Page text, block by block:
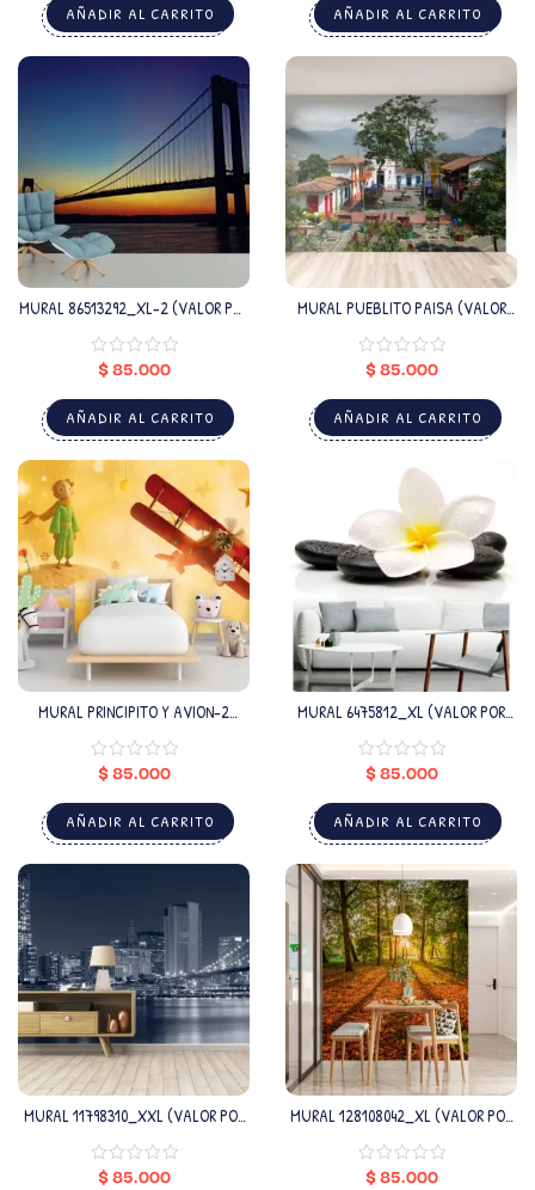
AÑADIR AL CARRITO AÑADIR AL CARRITO
MURAL 86513292_XL-2 (VALOR POR
$85.000
AÑADIR AL CARRITO
MURAL PUEBLITO PAISA (VALOR
$85.000
AÑADIR AL CARRITO
MURAL PRINCIPITO Y AVION-2
$85.000
AÑADIR AL CARRITO
MURAL 6475812_XL (VALOR POR
$85.000
AÑADIR AL CARRITO
MURAL 11798310_XXL (VALOR POR
$85.000
MURAL 128108042_XL (VALOR POR
$85.000